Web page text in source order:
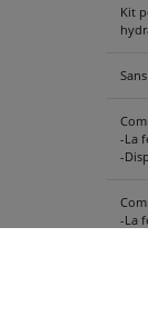
Kit
-La
-
-La